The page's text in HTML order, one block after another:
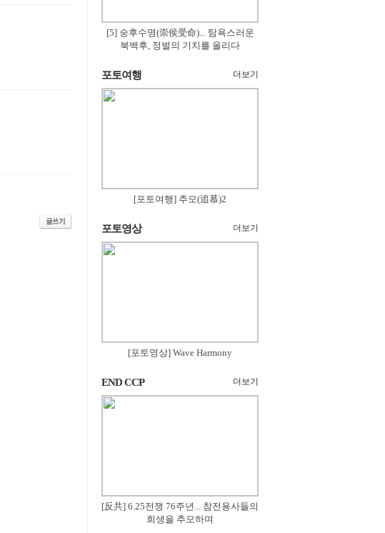
[5] 숭후수명(崇侯受命)... 탐욕스러운
북백후, 정벌의 기치를 올리다
포토여행 더보기
[포토여행] 추모(追慕)2
포토영상 더보기
[포토영상] Wave Harmony
END CCP 더보기
[反共] 6.25전쟁 76주년... 참전용사들의
희생을 추모하며